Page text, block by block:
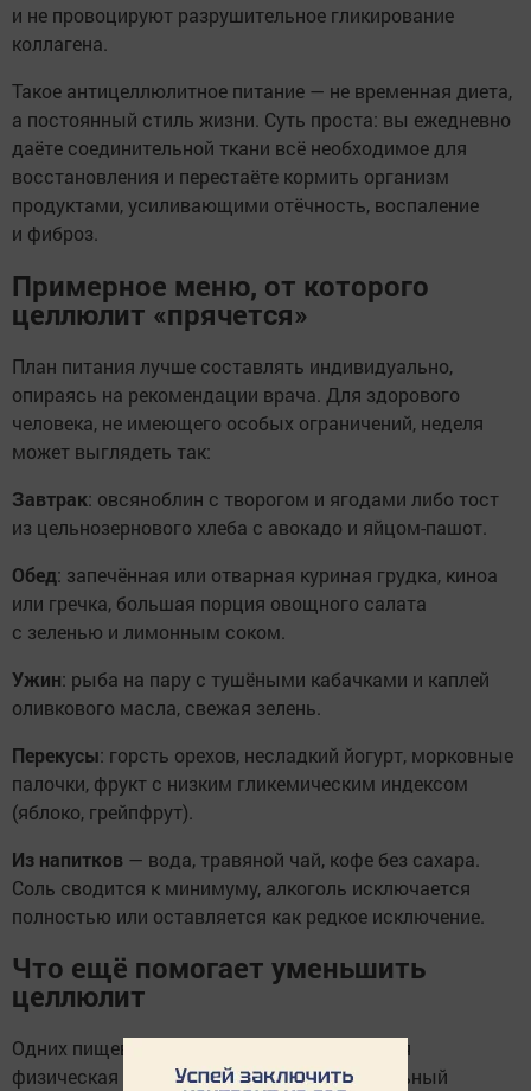
и не провоцируют разрушительное гликирование
коллагена.
Такое антицеллюлитное питание — не временная диета,
а постоянный стиль жизни. Суть проста: вы ежедневно
даёте соединительной ткани всё необходимое для
восстановления и перестаёте кормить организм
продуктами, усиливающими отёчность, воспаление
и фиброз.
Примерное меню, от которого
целлюлит «прячется»
План питания лучше составлять индивидуально,
опираясь на рекомендации врача. Для здорового
человека, не имеющего особых ограничений, неделя
может выглядеть так:
Завтрак: овсяноблин с творогом и ягодами либо тост
из цельнозернового хлеба с авокадо и яйцом-пашот.
Обед: запечённая или отварная куриная грудка, киноа
или гречка, большая порция овощного салата
с зеленью и лимонным соком.
Ужин: рыба на пару с тушёными кабачками и каплей
оливкового масла, свежая зелень.
Перекусы: горсть орехов, несладкий йогурт, морковные
палочки, фрукт с низким гликемическим индексом
(яблоко, грейпфрут).
Из напитков — вода, травяной чай, кофе без сахара.
Соль сводится к минимуму, алкоголь исключается
полностью или оставляется как редкое исключение.
Что ещё помогает уменьшить
целлюлит
Одних пищевых привычек мало. Регулярная
физическая активность — второй обязательный